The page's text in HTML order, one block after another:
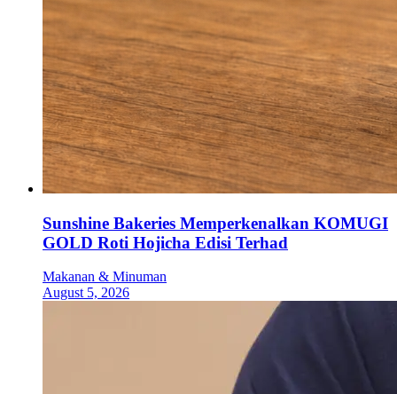
Sunshine Bakeries Memperkenalkan KOMUGI
GOLD Roti Hojicha Edisi Terhad
Makanan & Minuman
August 5, 2026